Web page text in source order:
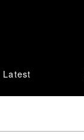
Latest